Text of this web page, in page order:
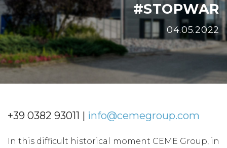
#STOPWAR
04.05.2022
+39 0382 93011 | info@cemegroup.com
In this difficult historical moment CEME Group, in